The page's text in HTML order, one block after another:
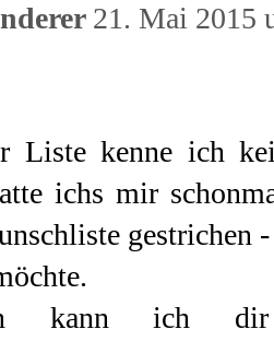
21. Mai 2015
Liste kenne ich
ichs mir
gestrichen
kann ich